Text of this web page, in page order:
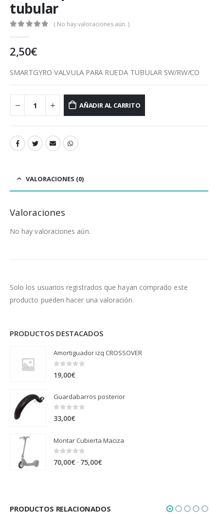
tubular
( No hay valoraciones aún. )
2,50€
SMARTGYRO VALVULA PARA RUEDA TUBULAR SW/RW/CO
AÑADIR AL CARRITO
VALORACIONES (0)
Valoraciones
No hay valoraciones aún.
Solo los usuarios registrados que hayan comprado este
producto pueden hacer una valoración.
PRODUCTOS DESTACADOS
Amortiguador izq CROSSOVER
19,00€
Guardabarros posterior
0out of 5
33,00€
Montar Cubierta Maciza
0out of 5
70,00€ - 75,00€
70,00€
PRODUCTOS RELACIONADOS